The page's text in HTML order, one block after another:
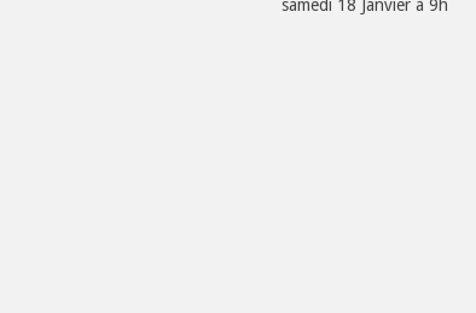
samedi 18 Janvier à 9h